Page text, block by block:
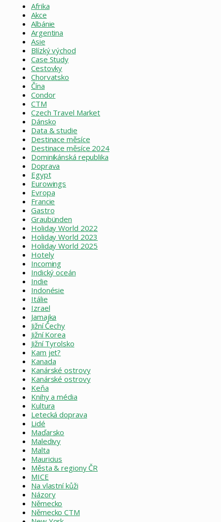
Afrika
Akce
Albánie
Argentina
Asie
Blízký východ
Case Study
Cestovky
Chorvatsko
Čína
Condor
CTM
Czech Travel Market
Dánsko
Data & studie
Destinace měsíce
Destinace měsíce 2024
Dominikánská republika
Doprava
Egypt
Eurowings
Evropa
Francie
Gastro
Graubünden
Holiday World 2022
Holiday World 2023
Holiday World 2025
Hotely
Incoming
Indický oceán
Indie
Indonésie
Itálie
Izrael
Jamajka
Jižní Čechy
Jižní Korea
Jižní Tyrolsko
Kam jet?
Kanada
Kanárské ostrovy
Kanárské ostrovy
Keňa
Knihy a média
Kultura
Letecká doprava
Lidé
Maďarsko
Maledivy
Malta
Mauricius
Města & regiony ČR
MICE
Na vlastní kůži
Názory
Německo
Německo CTM